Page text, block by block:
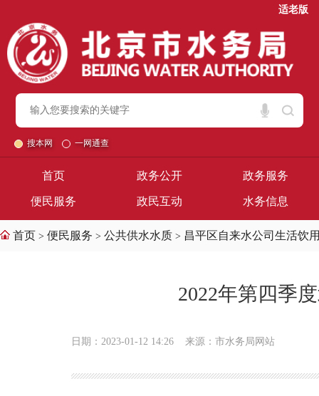
适老版
搜本网 一网通查
首页 政务公开 政务服务
便民服务 政民互动 水务信息
首页 > 便民服务 > 公共供水水质 > 昌平区自来水公司生活饮
2022年第四季
日期：2023-01-12 14:26 来源：市水务局网站